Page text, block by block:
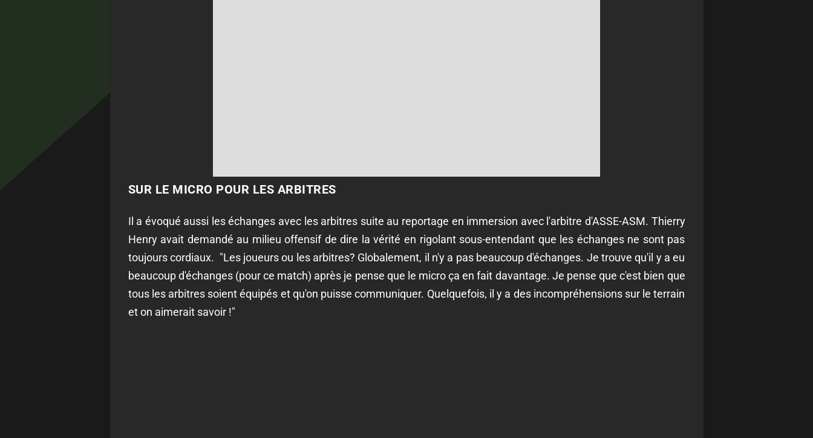
SUR LE MICRO POUR LES ARBITRES
Il a évoqué aussi les échanges avec les arbitres suite au reportage en immersion avec l'arbitre d'ASSE-ASM. Thierry
Henry avait demandé au milieu offensif de dire la vérité en rigolant sous-entendant que les échanges ne sont pas
toujours cordiaux. "Les joueurs ou les arbitres? Globalement, il n'y a pas beaucoup d'échanges. Je trouve qu'il y a eu
beaucoup d'échanges (pour ce match) après je pense que le micro ça en fait davantage. Je pense que c'est bien que
tous les arbitres soient équipés et qu'on puisse communiquer. Quelquefois, il y a des incompréhensions sur le terrain
et on aimerait savoir !"